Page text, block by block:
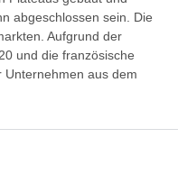
abgeschlossen sein. Die
Aufgrund der
und die französische
Unternehmen aus dem